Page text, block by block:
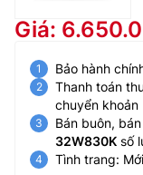
Giá:
Bảo hành
Thanh toán
chuyển khoản
Bán buôn,
32W830K số
Tình trang: